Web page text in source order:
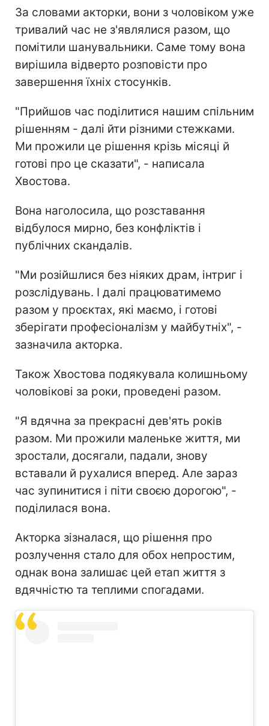
За словами акторки, вони з чоловіком уже
тривалий час не з'являлися разом, що
помітили шанувальники. Саме тому вона
вирішила відверто розповісти про
завершення їхніх стосунків.
"Прийшов час поділитися нашим спільним
рішенням - далі йти різними стежками.
Ми прожили це рішення крізь місяці й
готові про це сказати", - написала
Хвостова.
Вона наголосила, що розставання
відбулося мирно, без конфліктів і
публічних скандалів.
"Ми розійшлися без ніяких драм, інтриг і
розслідувань. І далі працюватимемо
разом у проєктах, які маємо, і готові
зберігати професіоналізм у майбутніх", -
зазначила акторка.
Також Хвостова подякувала колишньому
чоловікові за роки, проведені разом.
"Я вдячна за прекрасні дев'ять років
разом. Ми прожили маленьке життя, ми
зростали, досягали, падали, знову
вставали й рухалися вперед. Але зараз
час зупинитися і піти своєю дорогою", -
поділилася вона.
Акторка зізналася, що рішення про
розлучення стало для обох непростим,
однак вона залишає цей етап життя з
вдячністю та теплими спогадами.